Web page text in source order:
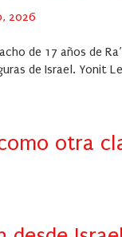
2026
de 17 años de
de Israel. Yonit
otra